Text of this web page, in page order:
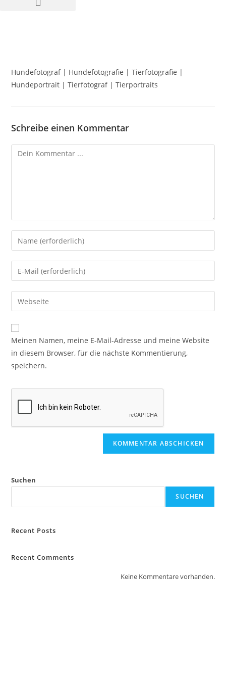
Hundefotograf | Hundefotografie | Tierfotografie |
Hundeportrait | Tierfotograf | Tierportraits
Schreibe einen Kommentar
Meinen Namen, meine E-Mail-Adresse und meine Website
in diesem Browser, für die nächste Kommentierung,
speichern.
Suchen
SUCHEN
Recent Posts
Recent Comments
Keine Kommentare vorhanden.